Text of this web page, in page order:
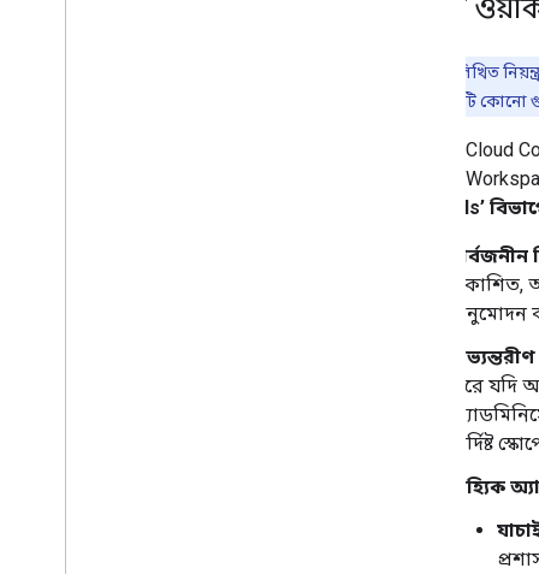
গুগল
নিম্নলিখিত
আপনার প্রজেক্টটি কোনো
Google Cloud
Google
Controls’
সার্বজনীন
অনুমোদন
করে যদি
নির্দিষ্ট
বাহ্যিক